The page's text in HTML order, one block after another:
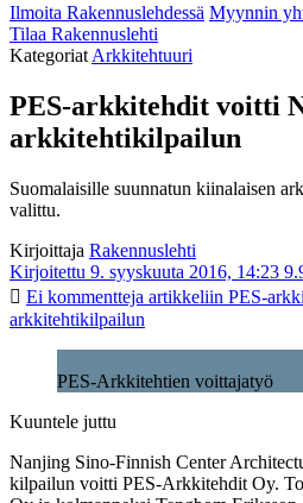
Ilmoita Rakennuslehdessä Myynnin
Tilaa Rakennuslehti
Kategoriat Arkkitehtuuri
PES-arkkitehdit voitti
arkkitehtikilpailun
Suomalaisille suunnatun kiinalaisen
valittu.
Kirjoittaja Rakennuslehti
Kirjoitettu 9. syyskuuta 2016, 14:23
Ei kommentteja artikkeliin PES-
arkkitehtikilpailun
PES-Arkkitehtien voittajatyö
Kuuntele juttu
Nanjing Sino-Finnish Center
kilpailun voitti PES-Arkkitehdit Oy.